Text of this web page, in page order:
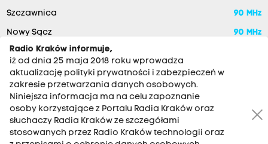
Szczawnica 90 MHz
Nowy Sącz 90 MHz
Radio Kraków informuje,
iż od dnia 25 maja 2018 roku wprowadza
aktualizację polityki prywatności i zabezpieczeń w
zakresie przetwarzania danych osobowych.
Niniejsza informacja ma na celu zapoznanie
osoby korzystające z Portalu Radia Kraków oraz
słuchaczy Radia Kraków ze szczegółami
stosowanych przez Radio Kraków technologii oraz